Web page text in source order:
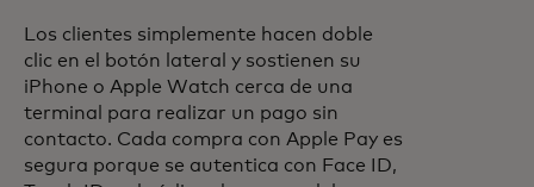
Los clientes simplemente hacen doble
clic en el botón lateral y sostienen su
iPhone o Apple Watch cerca de una
terminal para realizar un pago sin
contacto. Cada compra con Apple Pay es
segura porque se autentica con Face ID,